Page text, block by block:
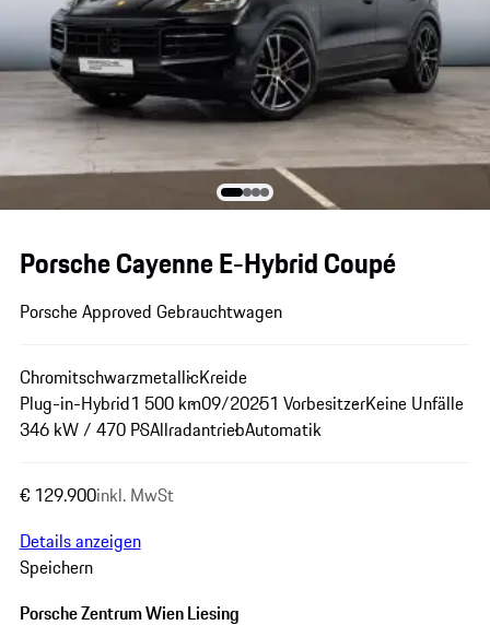
Porsche Cayenne E-Hybrid Coupé
Porsche Approved Gebrauchtwagen
ChromitschwarzmetallicKreide
Plug-in-Hybrid1 500 km09/20251 VorbesitzerKeine Unfälle
346 kW / 470 PSAllradantriebAutomatik
€ 129.900inkl. MwSt
Details anzeigen
Speichern
Porsche Zentrum Wien Liesing